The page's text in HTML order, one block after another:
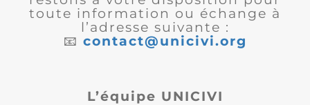
toute information ou échange à
l’adresse suivante :
📧 contact@unicivi.org
L’équipe UNICIVI